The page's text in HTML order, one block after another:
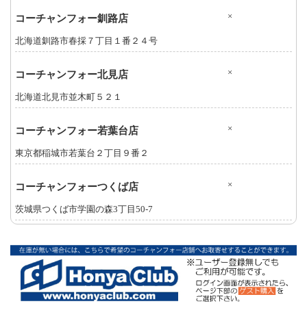
コーチャンフォー釧路店 ×
北海道釧路市春採７丁目１番２４号
コーチャンフォー北見店 ×
北海道北見市並木町５２１
コーチャンフォー若葉台店 ×
東京都稲城市若葉台２丁目９番２
コーチャンフォーつくば店 ×
茨城県つくば市学園の森3丁目50-7